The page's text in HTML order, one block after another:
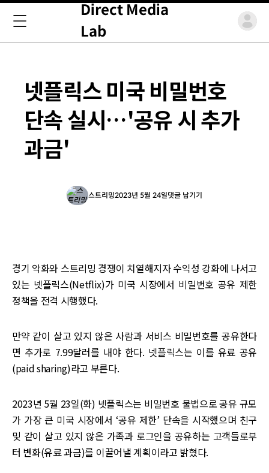
Direct Media
Lab
넷플릭스 미국 비밀번호
단속 실시…'공유 시 추가
과금'
스트리밍2023년 5월 24일댓글 남기기
경기 악화와 스트리밍 경쟁이 치열해지자 수익성 강화에 나서고
있는 넷플릭스(Netflix)가 미국 시장에서 비밀번호 공유 제한
정책을 전격 시행했다.
만약 같이 살고 있지 않은 사람과 서비스 비밀번호를 공유한다
면 추가로 7.99달러를 내야 한다. 넷플릭스는 이를 유료 공유
(paid sharing)라고 부른다.
2023년 5월 23일(화) 넷플릭스는 비밀번호 불법으로 공유 규모
가 가장 큰 미국 시장에서 ‘공유 제한’ 단속을 시작했으며 친구
및 같이 살고 있지 않은 가족과 로그인을 공유하는 고객들로부
터 변화(유료 과금)를 이끌어낼 계획이라고 밝혔다.